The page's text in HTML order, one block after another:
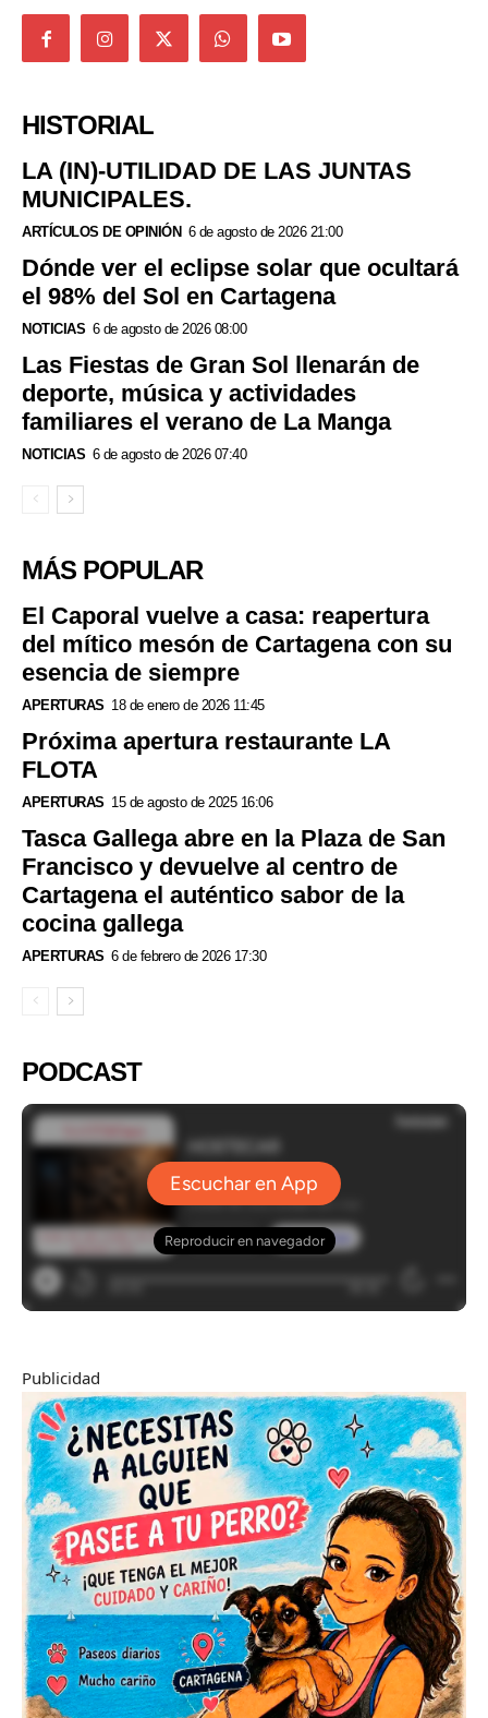
HISTORIAL
LA (IN)-UTILIDAD DE LAS JUNTAS
MUNICIPALES.
ARTÍCULOS DE OPINIÓN 6 de agosto de 2026 21:00
Dónde ver el eclipse solar que ocultará
el 98% del Sol en Cartagena
NOTICIAS 6 de agosto de 2026 08:00
Las Fiestas de Gran Sol llenarán de
deporte, música y actividades
familiares el verano de La Manga
NOTICIAS 6 de agosto de 2026 07:40
MÁS POPULAR
El Caporal vuelve a casa: reapertura
del mítico mesón de Cartagena con su
esencia de siempre
APERTURAS 18 de enero de 2026 11:45
Próxima apertura restaurante LA
FLOTA
APERTURAS 15 de agosto de 2025 16:06
Tasca Gallega abre en la Plaza de San
Francisco y devuelve al centro de
Cartagena el auténtico sabor de la
cocina gallega
APERTURAS 6 de febrero de 2026 17:30
PODCAST
Publicidad